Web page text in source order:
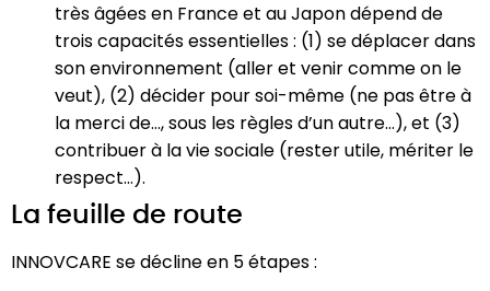
très âgées en France et au Japon dépend de
trois capacités essentielles : (1) se déplacer dans
son environnement (aller et venir comme on le
veut), (2) décider pour soi-même (ne pas être à
la merci de…, sous les règles d’un autre…), et (3)
contribuer à la vie sociale (rester utile, mériter le
respect…).
La feuille de route
INNOVCARE se décline en 5 étapes :